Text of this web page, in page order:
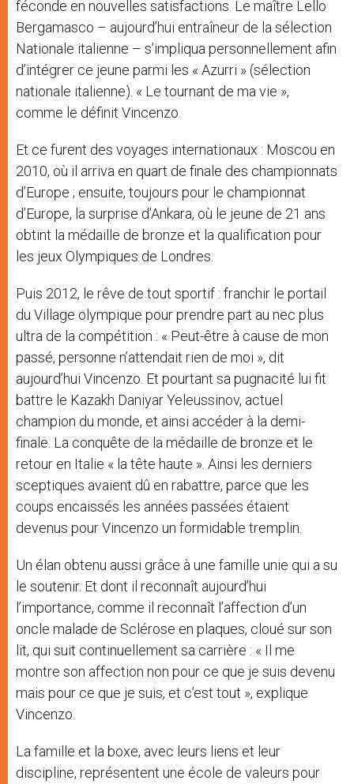
féconde en nouvelles satisfactions. Le maître Lello
Bergamasco – aujourd’hui entraîneur de la sélection
Nationale italienne – s’impliqua personnellement afin
d’intégrer ce jeune parmi les « Azurri » (sélection
nationale italienne). « Le tournant de ma vie »,
comme le définit Vincenzo.
Et ce furent des voyages internationaux : Moscou en
2010, où il arriva en quart de finale des championnats
d’Europe ; ensuite, toujours pour le championnat
d’Europe, la surprise d’Ankara, où le jeune de 21 ans
obtint la médaille de bronze et la qualification pour
les jeux Olympiques de Londres.
Puis 2012, le rêve de tout sportif : franchir le portail
du Village olympique pour prendre part au nec plus
ultra de la compétition : « Peut-être à cause de mon
passé, personne n’attendait rien de moi », dit
aujourd’hui Vincenzo. Et pourtant sa pugnacité lui fit
battre le Kazakh Daniyar Yeleussinov, actuel
champion du monde, et ainsi accéder à la demi-
finale. La conquête de la médaille de bronze et le
retour en Italie « la tête haute ». Ainsi les derniers
sceptiques avaient dû en rabattre, parce que les
coups encaissés les années passées étaient
devenus pour Vincenzo un formidable tremplin.
Un élan obtenu aussi grâce à une famille unie qui a su
le soutenir. Et dont il reconnaît aujourd’hui
l’importance, comme il reconnaît l’affection d’un
oncle malade de Sclérose en plaques, cloué sur son
lit, qui suit continuellement sa carrière : « Il me
montre son affection non pour ce que je suis devenu
mais pour ce que je suis, et c’est tout », explique
Vincenzo.
La famille et la boxe, avec leurs liens et leur
discipline, représentent une école de valeurs pour